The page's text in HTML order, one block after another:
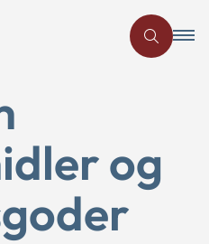
og